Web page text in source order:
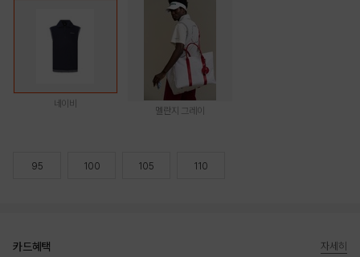
네이비
멜란지 그레이
95 100 105 110
카드혜택
자세히